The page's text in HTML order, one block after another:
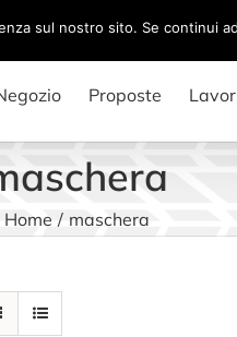
Proposte
Home / maschera
sul nostro sito. Se continui